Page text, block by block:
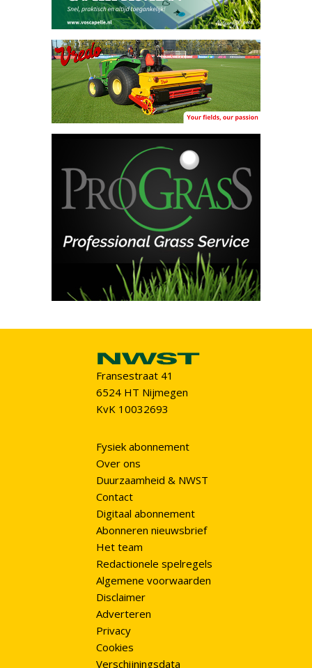
Fransestraat 41
6524 HT Nijmegen
KvK 10032693
Fysiek abonnement
Over ons
Duurzaamheid & NWST
Contact
Digitaal abonnement
Abonneren nieuwsbrief
Het team
Redactionele spelregels
Algemene voorwaarden
Disclaimer
Adverteren
Privacy
Cookies
Verschijningsdata